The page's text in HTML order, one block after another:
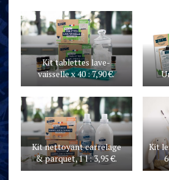
Kit tablettes lave-
vaisselle x 40 : 7,90 €.
Kit nettoyant carrelage
& parquet, 1 l : 3,95 €.
Kit